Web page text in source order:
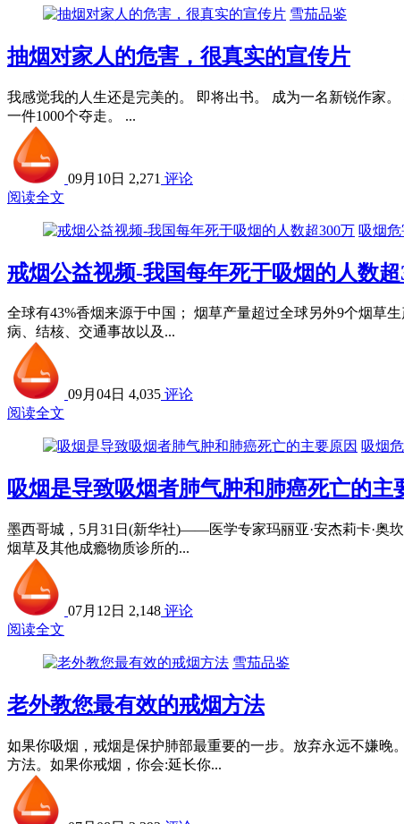
雪茄品鉴
抽烟对家人的危害，很真实的宣传片
我感觉我的人生还是完美的。 即将出书。 成为一名新锐作家
一件1000个夺走。 ...
09月10日 2,271 评论
阅读全文
吸烟
戒烟公益视频-我国每年死于吸烟的人数超
全球有43%香烟来源于中国； 烟草产量超过全球另外9个烟草
病、结核、交通事故以及...
09月04日 4,035 评论
阅读全文
吸烟
吸烟是导致吸烟者肺气肿和肺癌死亡的主
墨西哥城，5月31日(新华社)——医学专家玛丽亚·安杰莉卡·奥
烟草及其他成瘾物质诊所的...
07月12日 2,148 评论
阅读全文
雪茄品鉴
老外教您最有效的戒烟方法
如果你吸烟，戒烟是保护肺部最重要的一步。放弃永远不嫌晚
方法。如果你戒烟，你会:延长你...